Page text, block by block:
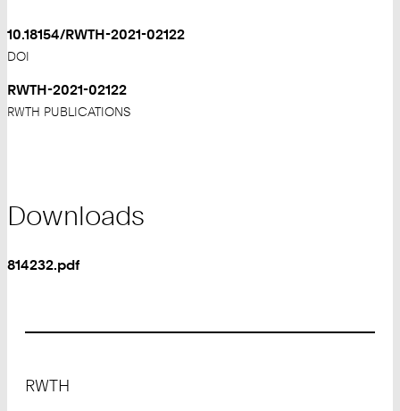
10.18154/RWTH-2021-02122
DOI
RWTH-2021-02122
RWTH PUBLICATIONS
Downloads
814232.pdf
RWTH